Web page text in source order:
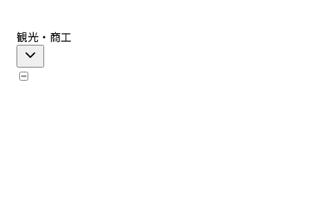
観光・商工